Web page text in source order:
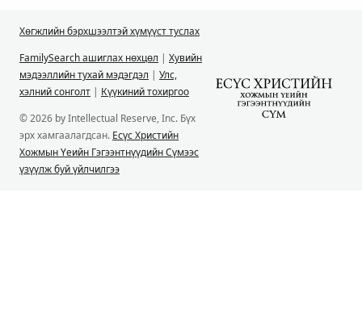
Хөгжлийн бэрхшээлтэй хүмүүст туслах
FamilySearch ашиглах нөхцөл | Хувийн
мэдээллийн тухай мэдэгдэл | Улс,
хэлний сонголт | Күүкиний тохиргоо
© 2026 by Intellectual Reserve, Inc. Бүх
эрх хамгаалагдсан. Есүс Христийн
Хожмын Үеийн Гэгээнтнүүдийн Сүмээс
үзүүлж буй үйлчилгээ